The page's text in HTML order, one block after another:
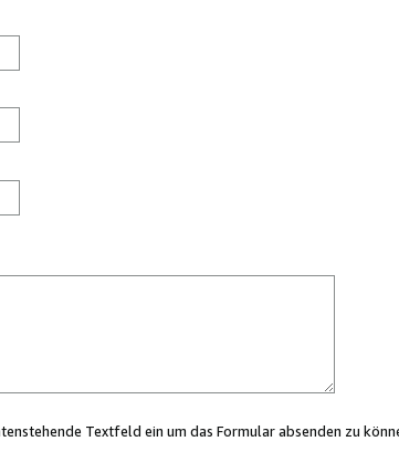
Textfeld ein um das Formular absenden zu